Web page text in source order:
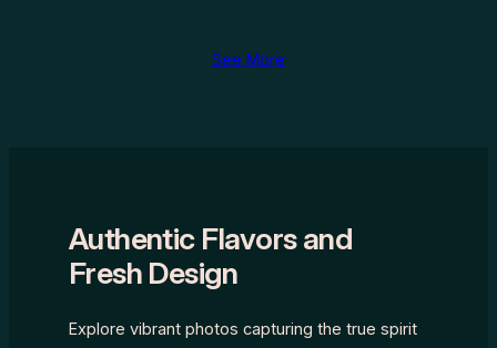
See More
Authentic Flavors and
Fresh Design
Explore vibrant photos capturing the true spirit